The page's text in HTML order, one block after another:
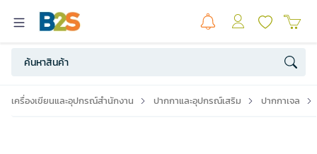
เครื่องเขียนและอุปกรณ์สำนักงาน ปากกาและอุปกรณ์เสริม ปากกาเจล